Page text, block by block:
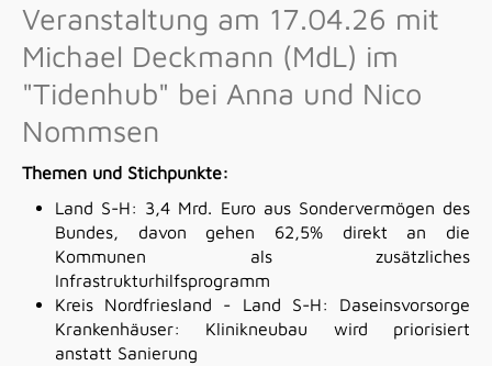
Veranstaltung am 17.04.26 mit
Michael Deckmann (MdL) im
"Tidenhub" bei Anna und Nico
Nommsen
Themen und Stichpunkte:
Land S-H: 3,4 Mrd. Euro aus Sondervermögen des
Bundes, davon gehen 62,5% direkt an die
Kommunen als zusätzliches
Infrastrukturhilfsprogramm
Kreis Nordfriesland - Land S-H: Daseinsvorsorge
Krankenhäuser: Klinikneubau wird priorisiert
anstatt Sanierung